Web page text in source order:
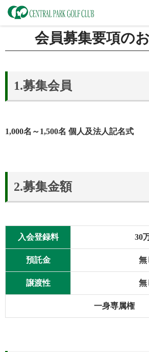
会員募集要項の
1.募集会員
1,000名～1,500名 個人及法人記名式
2.募集金額
入会登録料 30
預託金 無
譲渡性 無
一身専属権